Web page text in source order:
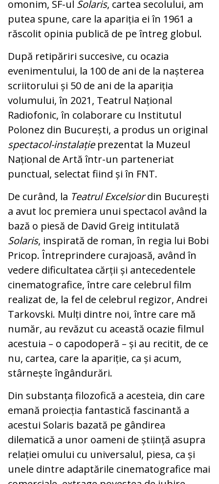
omonim, SF-ul Solaris, cartea secolului, am
putea spune, care la apariția ei în 1961 a
răscolit opinia publică de pe întreg globul.
După retipăriri succesive, cu ocazia
evenimentului, la 100 de ani de la nașterea
scriitorului și 50 de ani de la apariția
volumului, în 2021, Teatrul Național
Radiofonic, în colaborare cu Institutul
Polonez din București, a produs un original
spectacol-instalațieprezentat la Muzeul
Național de Artă într-un parteneriat
punctual, selectat fiind și în FNT.
De curând, la Teatrul Excelsiordin București
a avut loc premiera unui spectacol având la
bază o piesă de David Greig intitulată
Solaris, inspirată de roman, în regia lui Bobi
Pricop. Întreprindere curajoasă, având în
vedere dificultatea cărții și antecedentele
cinematografice, între care celebrul film
realizat de, la fel de celebrul regizor, Andrei
Tarkovski. Mulți dintre noi, între care mă
număr, au revăzut cu această ocazie filmul
acestuia – o capodoperă – și au recitit, de ce
nu, cartea, care la apariție, ca și acum,
stârnește îngândurări.
Din substanța filozofică a acesteia, din care
emană proiecția fantastică fascinantă a
acestui Solaris bazată pe gândirea
dilematică a unor oameni de știință asupra
relației omului cu universalul, piesa, ca și
unele dintre adaptările cinematografice mai